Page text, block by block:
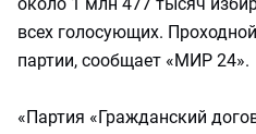
всех голосующих.
партии, сообщает «МИР 24».
«Партия «Гражданский